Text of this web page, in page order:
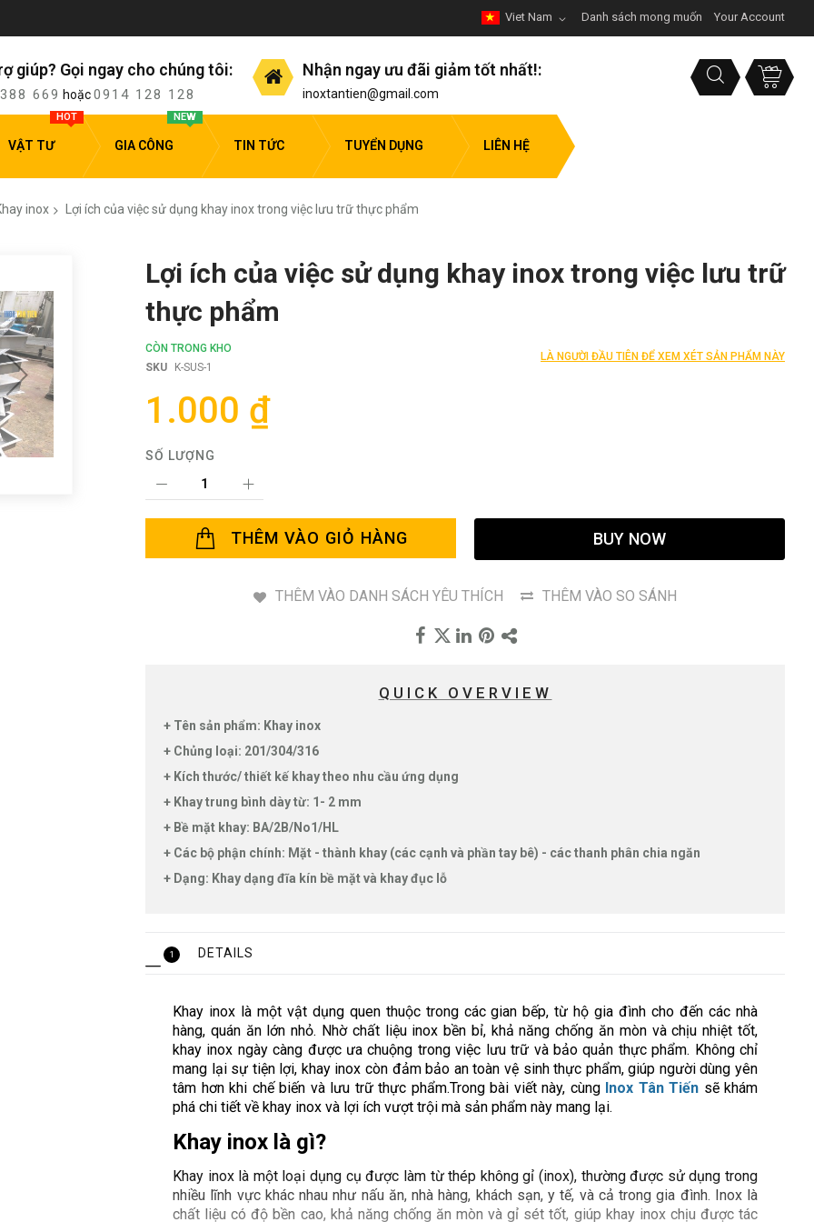
Danh sách mong muốn Your Account
Viet Nam
giúp? Gọi ngay cho chúng tôi:
669 hoặc0914 128 128
Nhận ngay ưu đãi giảm tốt nhất!:
inoxtantien@gmail.com
VẬT TƯ
HOT
GIA CÔNG
NEW
TIN TỨC TUYỂN DỤNG LIÊN HỆ
inox Lợi ích của việc sử dụng khay inox trong việc lưu trữ thực phẩm
Lợi ích của việc sử dụng khay inox trong việc lưu trữ
thực phẩm
CÒN TRONG KHO
SKU
K-SUS-1
LÀ NGƯỜI ĐẦU TIÊN ĐỂ XEM XÉT SẢN PHẨM NÀY
1.000 ₫
SỐ LƯỢNG
THÊM VÀO GIỎ HÀNG BUY NOW
THÊM VÀO DANH SÁCH YÊU THÍCH THÊM VÀO SO SÁNH
QUICK OVERVIEW
+ Tên sản phẩm: Khay inox
+ Chủng loại: 201/304/316
+ Kích thước/ thiết kế khay theo nhu cầu ứng dụng
+ Khay trung bình dày từ: 1- 2 mm
+ Bề mặt khay: BA/2B/No1/HL
+ Các bộ phận chính: Mặt - thành khay (các cạnh và phần tay bê) - các thanh phân chia ngăn
+ Dạng: Khay dạng đĩa kín bề mặt và khay đục lỗ
1 DETAILS
Khay inox là một vật dụng quen thuộc trong các gian bếp, từ hộ gia đình cho đến các nhà
hàng, quán ăn lớn nhỏ. Nhờ chất liệu inox bền bỉ, khả năng chống ăn mòn và chịu nhiệt tốt,
khay inox ngày càng được ưa chuộng trong việc lưu trữ và bảo quản thực phẩm. Không chỉ
mang lại sự tiện lợi, khay inox còn đảm bảo an toàn vệ sinh thực phẩm, giúp người dùng yên
tâm hơn khi chế biến và lưu trữ thực phẩm.Trong bài viết này, cùng Inox Tân Tiến sẽ khám
phá chi tiết về khay inox và lợi ích vượt trội mà sản phẩm này mang lại.
Khay inox là gì?
Khay inox là một loại dụng cụ được làm từ thép không gỉ (inox), thường được sử dụng trong
nhiều lĩnh vực khác nhau như nấu ăn, nhà hàng, khách sạn, y tế, và cả trong gia đình. Inox là
chất liệu có độ bền cao, khả năng chống ăn mòn và gỉ sét tốt, giúp khay inox chịu được tác